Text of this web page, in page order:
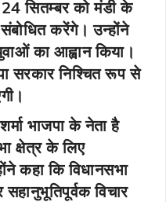
24 सितम्बर को मंडी के
करेंगे। उन्होंने
का आह्वान किया।
सरकार निश्चित रूप से
भाजपा के नेता है
क्षेत्र के लिए
कहा कि विधानसभा
विचार